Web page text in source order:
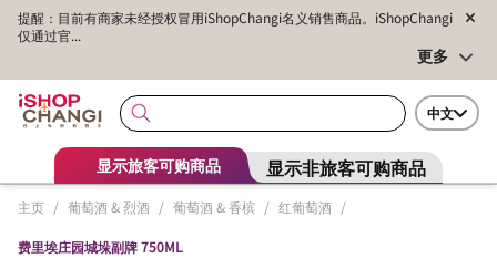
提醒：目前有商家未经授权冒用iShopChangi名义销售商品。iShopChangi
仅通过官...
更多
中文
显示旅客可购商品 显示非旅客可购商品
主页 / 葡萄酒 & 烈酒 / 葡萄酒 & 香槟 / 红葡萄酒 /
费里埃庄园城垛副牌 750ML